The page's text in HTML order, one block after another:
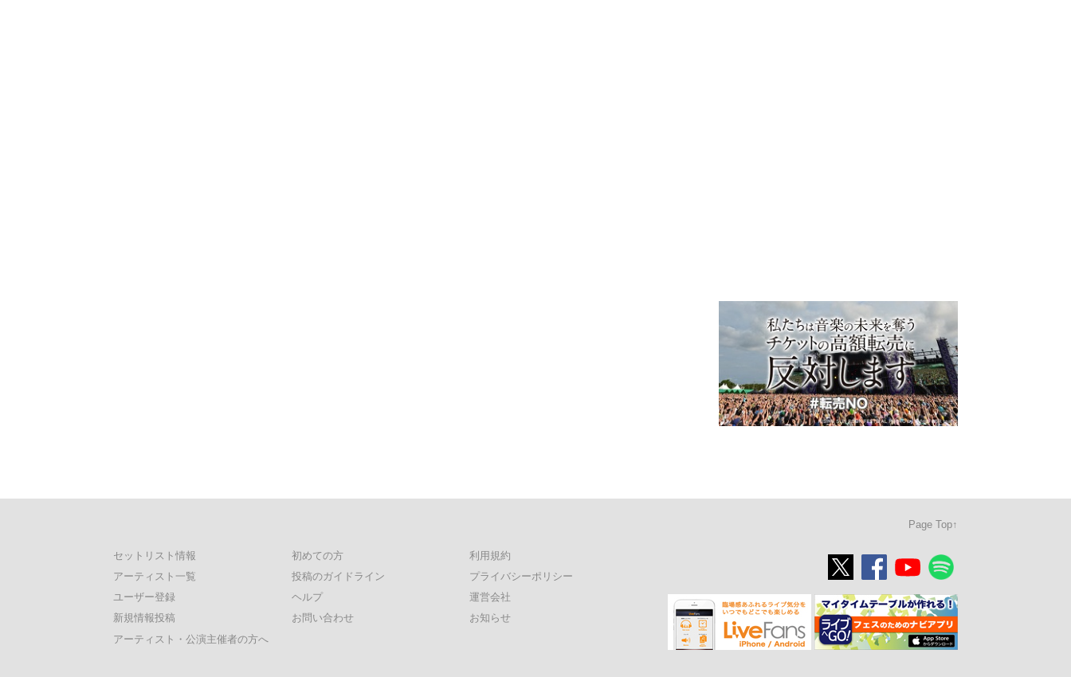
Page Top↑
セットリスト情報
アーティスト一覧
ユーザー登録
新規情報投稿
初めての方
投稿のガイドライン
ヘルプ
お問い合わせ
利用規約
プライバシーポリシー
運営会社
お知らせ
アーティスト・公演主催者の方へ